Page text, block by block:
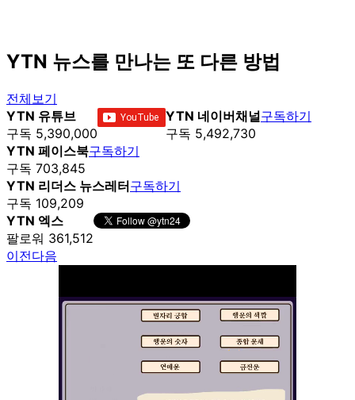
YTN 뉴스를 만나는 또 다른 방법
전체보기
YTN 유튜브
구독 5,390,000
YTN 네이버채널
구독 5,492,730
구독하기
YTN 페이스북
구독 703,845
구독하기
YTN 리더스 뉴스레터
구독 109,209
구독하기
YTN 엑스
팔로워 361,512
이전다음